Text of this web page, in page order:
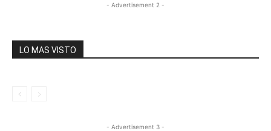
- Advertisement 2 -
LO MAS VISTO
- Advertisement 3 -